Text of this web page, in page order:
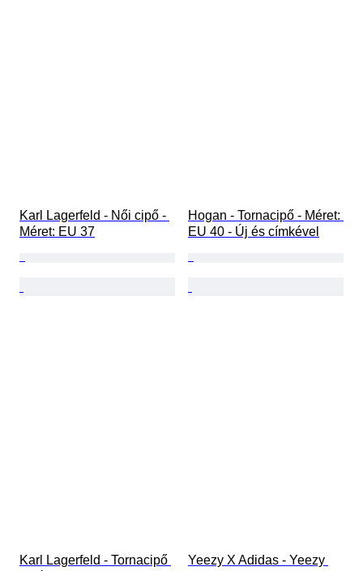
Karl Lagerfeld - Női cipő -
Méret: EU 37
Hogan - Tornacipő - Méret:
EU 40 - Új és címkével
Karl Lagerfeld - Tornacipő
Yeezy X Adidas - Yeezy